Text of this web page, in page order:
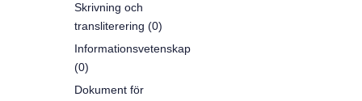
Skrivning och
transliterering (0)
Informationsvetenskap
(0)
Dokument för